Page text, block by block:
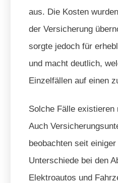
aus. Die Kosten
der Versicherung
sorgte jedoch für
und macht deutlich,
Einzelfällen auf einen
Solche Fälle
Auch
beobachten seit
Unterschiede bei den
Elektroautos und